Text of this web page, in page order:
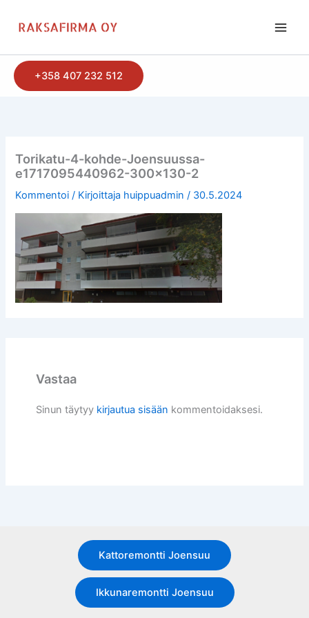
sisältöön
+358 407 232 512
Torikatu-4-kohde-Joensuussa-
e1717095440962-300×130-2
Kommentoi / Kirjoittaja huippuadmin/ 30.5.2024
Vastaa
Sinun täytyy kirjautua sisään kommentoidaksesi.
Kattoremontti Joensuu
Ikkunaremontti Joensuu